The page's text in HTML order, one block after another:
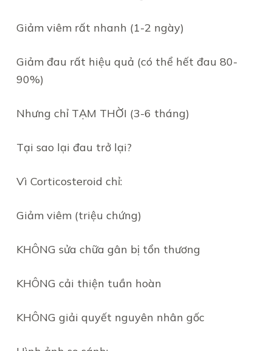
Giảm viêm rất nhanh (1-2 ngày)
Giảm đau rất hiệu quả (có thể hết đau 80-
90%)
Nhưng chỉ TẠM THỜI (3-6 tháng)
Tại sao lại đau trở lại?
Vì Corticosteroid chỉ:
Giảm viêm (triệu chứng)
KHÔNG sửa chữa gân bị tổn thương
KHÔNG cải thiện tuần hoàn
KHÔNG giải quyết nguyên nhân gốc